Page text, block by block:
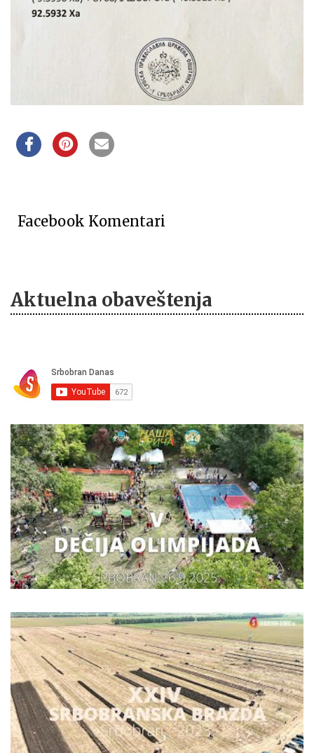
Facebook Komentari
Aktuelna obaveštenja